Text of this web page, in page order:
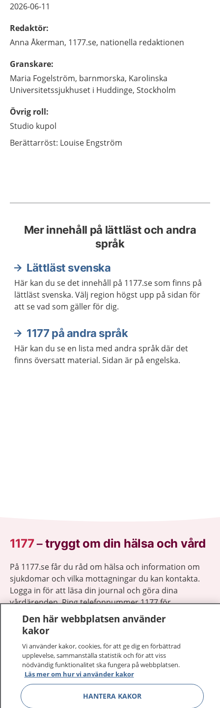
2026-06-11
Redaktör:
Anna Åkerman, 1177.se, nationella redaktionen
Granskare:
Maria Fogelström, barnmorska, Karolinska
Universitetssjukhuset i Huddinge, Stockholm
Övrig roll:
Studio kupol
Berättarröst: Louise Engström
Mer innehåll på lättläst och andra
språk
Lättläst svenska
Här kan du se det innehåll på 1177.se som finns på
lättläst svenska. Välj region högst upp på sidan för
att se vad som gäller för dig.
1177 på andra språk
Här kan du se en lista med andra språk där det
finns översatt material. Sidan är på engelska.
1177–tryggt om din hälsa och vård
På 1177.se får du råd om hälsa och information om
sjukdomar och vilka mottagningar du kan kontakta.
Logga in för att läsa din journal och göra dina
vårdärenden. Ring telefonnummer 1177 för
sjukvårdsrådgivning dygnet runt.
1177 ger dig råd när du vill må bättre.
1177 på flera språk Visa
Den här webbplatsen använder
kakor
Vi använder kakor, cookies, för att ge dig en förbättrad
upplevelse, sammanställa statistik och för att viss
nödvändig funktionalitet ska fungera på webbplatsen.
Läs mer om hur vi använder kakor
HANTERA KAKOR